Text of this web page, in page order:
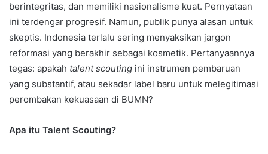
berintegritas, dan memiliki nasionalisme kuat. Pernyataan
ini terdengar progresif. Namun, publik punya alasan untuk
skeptis. Indonesia terlalu sering menyaksikan jargon
reformasi yang berakhir sebagai kosmetik. Pertanyaannya
tegas: apakah talent scouting ini instrumen pembaruan
yang substantif, atau sekadar label baru untuk melegitimasi
perombakan kekuasaan di BUMN?
Apa itu Talent Scouting?